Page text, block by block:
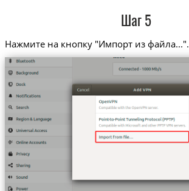
Шаг 5
Нажмите на кнопку "Импорт из файла...".